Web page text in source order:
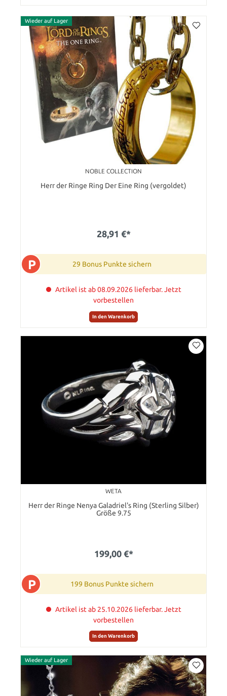
Wieder auf Lager
NOBLE COLLECTION
Herr der Ringe Ring Der Eine Ring (vergoldet)
28,91 €*
P 29 Bonus Punkte sichern
Artikel ist ab 08.09.2026 lieferbar. Jetzt
vorbestellen
In den Warenkorb
WETA
Herr der Ringe Nenya Galadriel's Ring (Sterling Silber)
Größe 9.75
199,00 €*
P 199 Bonus Punkte sichern
Artikel ist ab 25.10.2026 lieferbar. Jetzt
vorbestellen
In den Warenkorb
Wieder auf Lager